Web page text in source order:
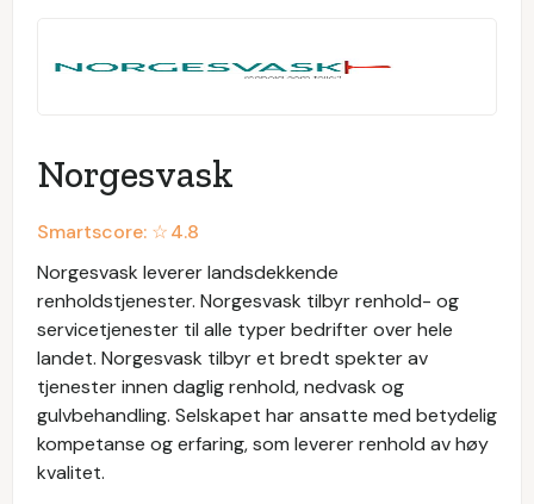
Norgesvask
Smartscore: ☆4.8
Norgesvask leverer landsdekkende
renholdstjenester. Norgesvask tilbyr renhold- og
servicetjenester til alle typer bedrifter over hele
landet. Norgesvask tilbyr et bredt spekter av
tjenester innen daglig renhold, nedvask og
gulvbehandling. Selskapet har ansatte med betydelig
kompetanse og erfaring, som leverer renhold av høy
kvalitet.